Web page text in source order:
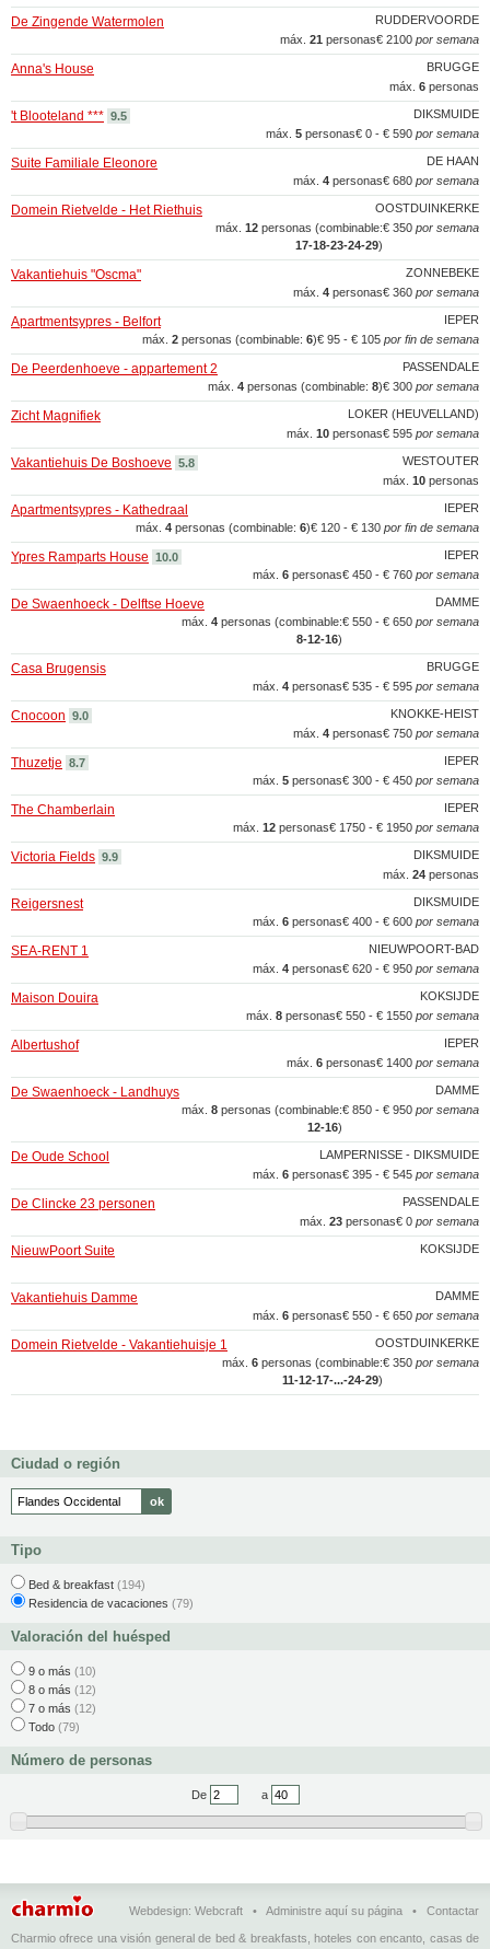
RUDDERVOORDE
De Zingende Watermolen
€ 2100 por semana
máx. 21 personas
BRUGGE
Anna's House
máx. 6 personas
DIKSMUIDE
't Blooteland *** 9.5
€ 0 - € 590 por semana
máx. 5 personas
DE HAAN
Suite Familiale Eleonore
€ 680 por semana
máx. 4 personas
OOSTDUINKERKE
Domein Rietvelde - Het Riethuis
€ 350 por semana
máx. 12 personas (combinable:
17‑18‑23‑24‑29)
ZONNEBEKE
Vakantiehuis "Oscma"
€ 360 por semana
máx. 4 personas
IEPER
Apartmentsypres - Belfort
€ 95 - € 105 por fin de semana
máx. 2 personas (combinable: 6)
PASSENDALE
De Peerdenhoeve - appartement 2
€ 300 por semana
máx. 4 personas (combinable: 8)
LOKER (HEUVELLAND)
Zicht Magnifiek
€ 595 por semana
máx. 10 personas
WESTOUTER
Vakantiehuis De Boshoeve 5.8
máx. 10 personas
IEPER
Apartmentsypres - Kathedraal
€ 120 - € 130 por fin de semana
máx. 4 personas (combinable: 6)
IEPER
Ypres Ramparts House 10.0
€ 450 - € 760 por semana
máx. 6 personas
DAMME
De Swaenhoeck - Delftse Hoeve
€ 550 - € 650 por semana
máx. 4 personas (combinable:
8‑12‑16)
BRUGGE
Casa Brugensis
€ 535 - € 595 por semana
máx. 4 personas
KNOKKE-HEIST
Cnocoon 9.0
€ 750 por semana
máx. 4 personas
IEPER
Thuzetje 8.7
€ 300 - € 450 por semana
máx. 5 personas
IEPER
The Chamberlain
€ 1750 - € 1950 por semana
máx. 12 personas
DIKSMUIDE
Victoria Fields 9.9
máx. 24 personas
DIKSMUIDE
Reigersnest
€ 400 - € 600 por semana
máx. 6 personas
NIEUWPOORT-BAD
SEA-RENT 1
€ 620 - € 950 por semana
máx. 4 personas
KOKSIJDE
Maison Douira
€ 550 - € 1550 por semana
máx. 8 personas
IEPER
Albertushof
€ 1400 por semana
máx. 6 personas
DAMME
De Swaenhoeck - Landhuys
€ 850 - € 950 por semana
máx. 8 personas (combinable:
12‑16)
LAMPERNISSE - DIKSMUIDE
De Oude School
€ 395 - € 545 por semana
máx. 6 personas
PASSENDALE
De Clincke 23 personen
€ 0 por semana
máx. 23 personas
KOKSIJDE
NieuwPoort Suite
DAMME
Vakantiehuis Damme
€ 550 - € 650 por semana
máx. 6 personas
OOSTDUINKERKE
Domein Rietvelde - Vakantiehuisje 1
€ 350 por semana
máx. 6 personas (combinable:
11‑12‑17‑...‑24‑29)
Ciudad o región
Tipo
Bed & breakfast (194)
Residencia de vacaciones (79)
Valoración del huésped
9 o más (10)
8 o más (12)
7 o más (12)
Todo (79)
Número de personas
De a
Webdesign: Webcraft • Administre aquí su página • Contactar
Charmio ofrece una visión general de bed & breakfasts, hoteles con encanto, casas de